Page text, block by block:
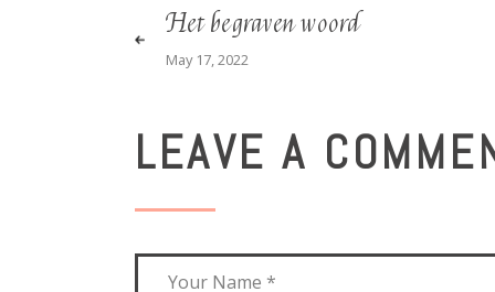
Het begraven woord
May 17, 2022
LEAVE A